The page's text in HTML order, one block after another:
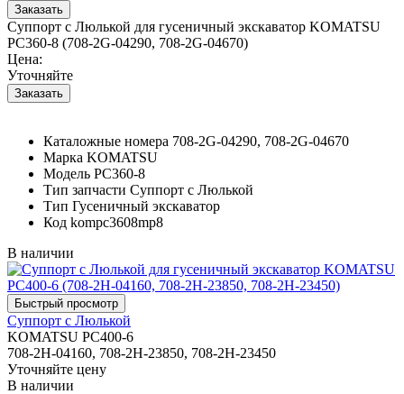
Суппорт с Люлькой для гусеничный экскаватор KOMATSU
PC360-8 (708-2G-04290, 708-2G-04670)
Цена:
Уточняйте
Каталожные номера 708-2G-04290, 708-2G-04670
Марка KOMATSU
Модель PC360-8
Тип запчасти Суппорт с Люлькой
Тип Гусеничный экскаватор
Код kompc3608mp8
В наличии
Суппорт с Люлькой
KOMATSU PC400-6
708-2H-04160, 708-2H-23850, 708-2H-23450
Уточняйте цену
В наличии